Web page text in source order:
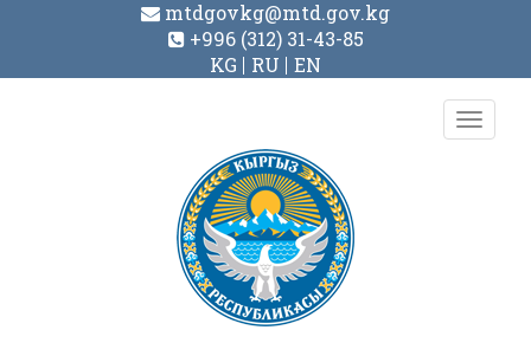
mtdgovkg@mtd.gov.kg
+996 (312) 31-43-85
KG
RU EN
Toggle